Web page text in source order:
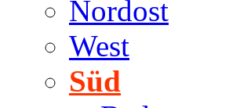
Nordost
West
Süd